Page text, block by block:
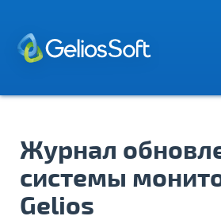
Журнал
системы
Gelios